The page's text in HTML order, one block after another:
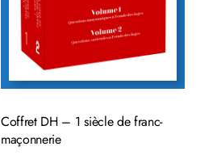
Coffret DH – 1 siècle de franc-
maçonnerie